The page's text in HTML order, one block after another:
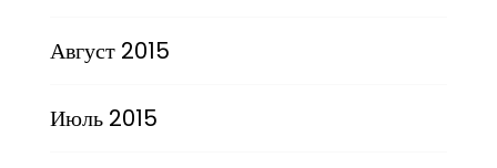
Август 2015
Июль 2015